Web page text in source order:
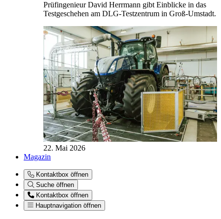
Prüfingenieur David Herrmann gibt Einblicke in das
Testgeschehen am DLG-Testzentrum in Groß-Umstadt.
22. Mai 2026
Magazin
Kontaktbox öffnen
Suche öffnen
Kontaktbox öffnen
Hauptnavigation öffnen